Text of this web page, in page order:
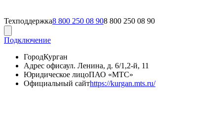
Техподдержка8 800 250 08 908 800 250 08 90
Подключение
ГородКурган
Адрес офисаул. Ленина, д. 6/1,2-й, 11
Юридическое лицоПАО «МТС»
Официальный сайтhttps://kurgan.mts.ru/